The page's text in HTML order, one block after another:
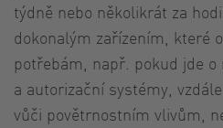
týdně nebo několikrát za
dokonalým zařízením, které
potřebám, např. pokud jde
a autorizační systémy,
vůči povětrnostním vlivům,